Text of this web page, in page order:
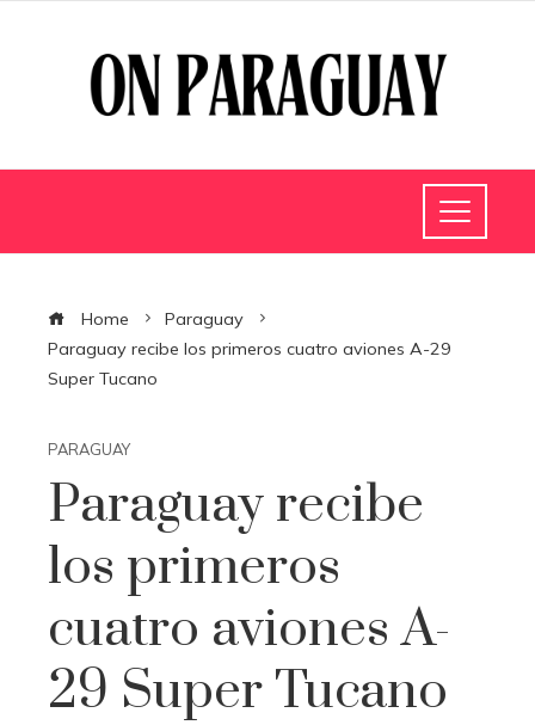
Home
Paraguay
Paraguay recibe los primeros cuatro aviones A-29
Super Tucano
PARAGUAY
Paraguay recibe
los primeros
cuatro aviones A-
29 Super Tucano